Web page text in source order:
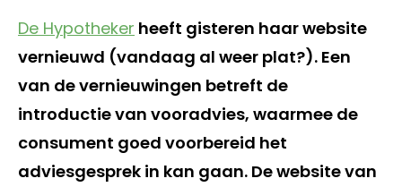
De Hypotheker heeft gisteren haar website
vernieuwd (vandaag al weer plat?). Een
van de vernieuwingen betreft de
introductie van vooradvies, waarmee de
consument goed voorbereid het
adviesgesprek in kan gaan. De website van